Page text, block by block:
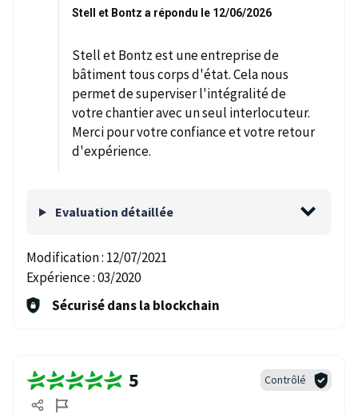
Stell et Bontz a répondu le 12/06/2026
Stell et Bontz est une entreprise de
bâtiment tous corps d'état. Cela nous
permet de superviser l'intégralité de
votre chantier avec un seul interlocuteur.
Merci pour votre confiance et votre retour
d'expérience.
Evaluation détaillée
Modification : 12/07/2021
Expérience :03/2020
Sécurisé dans la blockchain
5 Contrôlé